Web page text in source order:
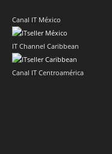
Canal IT México
IT Channel Caribbean
Canal IT Centroamérica